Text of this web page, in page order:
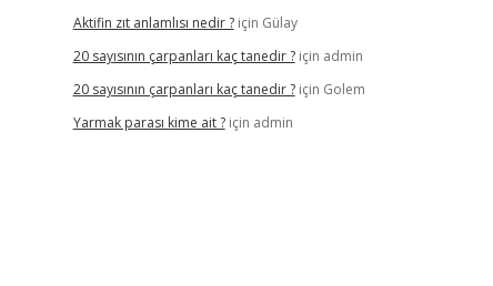
Aktifin zıt anlamlısı nedir ?için Gülay
20 sayısının çarpanları kaç tanedir ?için admin
20 sayısının çarpanları kaç tanedir ?için Golem
Yarmak parası kime ait ?için admin